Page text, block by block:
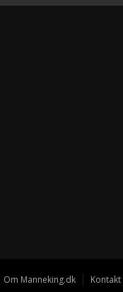
Om Manneking.dk Kontakt